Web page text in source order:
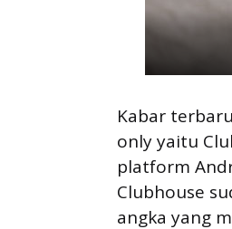
Kabar
only yaitu
platform
Clubhouse
angka yang